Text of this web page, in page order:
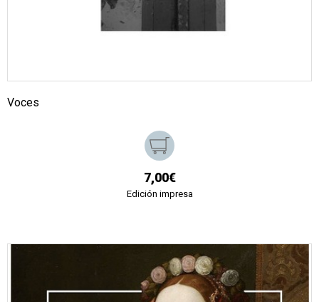
Voces
7,00€
Edición impresa